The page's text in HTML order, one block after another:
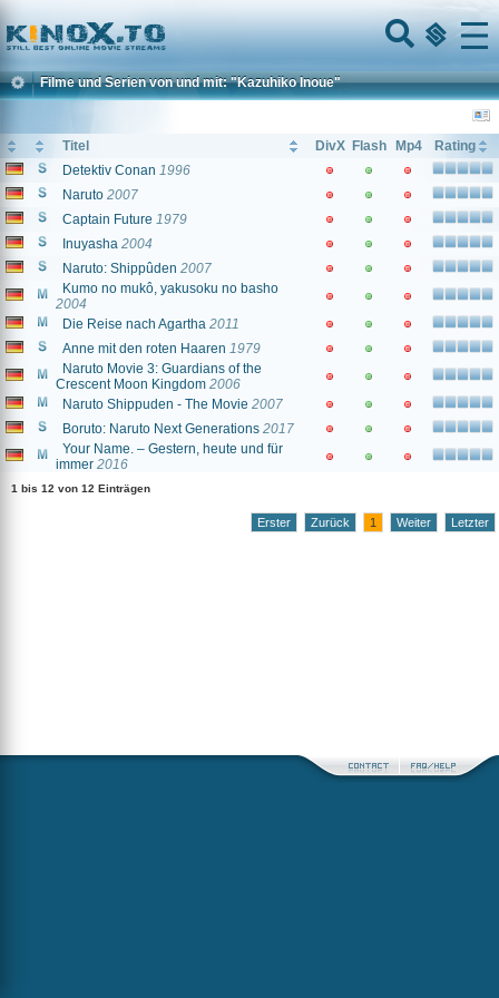
Home
Menu
Filme und Serien von und mit: "Kazuhiko Inoue"
Titel DivX Flash Mp4
Rating
Detektiv Conan 1996
Naruto 2007
Captain Future 1979
Inuyasha 2004
Naruto: Shippûden 2007
Kumo no mukô, yakusoku no basho
2004
Die Reise nach Agartha 2011
Anne mit den roten Haaren 1979
Naruto Movie 3: Guardians of the
Crescent Moon Kingdom 2006
Naruto Shippuden - The Movie 2007
Boruto: Naruto Next Generations 2017
Your Name. – Gestern, heute und für
immer 2016
1 bis 12 von 12 Einträgen
Erster Zurück 1 Weiter Letzter